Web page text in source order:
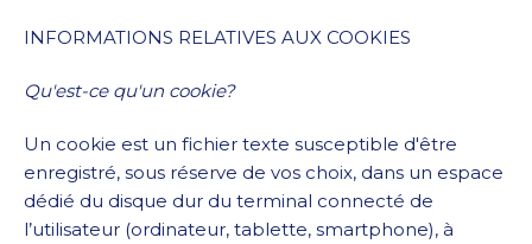
INFORMATIONS RELATIVES AUX COOKIES
Qu'est-ce qu'un cookie?
Un cookie est un fichier texte susceptible d'être
enregistré, sous réserve de vos choix, dans un espace
dédié du disque dur du terminal connecté de
l’utilisateur (ordinateur, tablette, smartphone), à